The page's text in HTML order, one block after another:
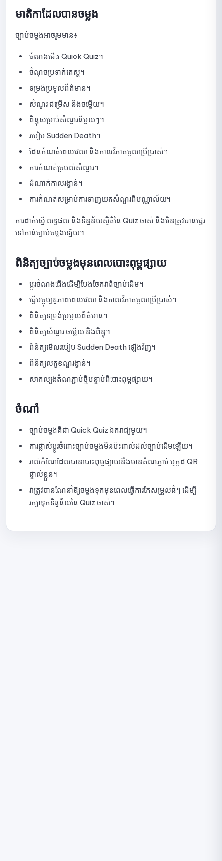
ការណែនាំអំពីការចម្លងកម្រងសំណួរ
មគ្គុទ្ទេសក៍សម្រាប់ការលុបការប្រឡង
ឃ្លាំងសំណួរ
របៀបបន្ថែមសំណួរទៅក្នុងបណ្ណាល័យ
ការណែនាំអំពីការកែសម្រួល ឬការលុបសំណួរនៅក្នុងបណ្ណាល័យ
មគ្គុទ្ទេសក៍សម្រាប់ការគ្រប់គ្រងប្រភេទ និងក្រុមសំណួរ
របៀបប្រើប្រាស់ Quick Quiz៖ មគ្គុទ្ទេសក៍ពេញលេញ
សេចក្តីណែនាំអំពីការបង្កើត និងការកំណត់ Quick Quiz នៅលើ
ការណែនាំអំពីការកំណត់ការបង្ហាញលទ្ធផល Quick Quiz
សេចក្តីណែនាំអំពីការកំណត់ការច្របល់សំណួរនៅក្នុង Quick Quiz
ការណែនាំអំពីការកំណត់រង្វាន់សម្រាប់ Quick Quiz
សេចក្តីណែនាំអំពីការបង្កើតសំណួរដោយដៃសម្រាប់ Quick Quiz
មគ្គុទ្ទេសក៍សម្រាប់ការបង្កើតសំណួរ Quick Quiz ជាមួយ AI
ការណែនាំអំពីការនាំចូលសំណួរទៅក្នុង Quick Quiz ដោយប្រើឯកសារ
សេចក្តីណែនាំអំពីការជ្រើសរើសសំណួរពីបណ្ណាល័យសម្រាប់ Quick Quiz
សេចក្ដីណែនាំអំពីការជ្រើសរើសសំណួរដោយចៃដន្យពីបណ្ណាល័យសម្រាប់
ប្រភេទសំណួរដែលគាំទ្រដោយ Quick Quiz
សេចក្តីណែនាំអំពីការចម្លង Quick Quiz
របៀបលុប Quick Quiz
របៀបគ្រប់គ្រងថ្នាក់រៀន និងក្រុមសិស្សក្នុង NineQuiz
បង្កើត កែសម្រួល និងលុបថ្នាក់រៀន
មាតិកាដែលបានចម្លង
ច្បាប់ចម្លងអាចរួមមាន៖
ចំណងជើង Quick Quiz។
ចំណុចប្រទាក់តេស្ត។
ទម្រង់ប្រមូលព័ត៌មាន។
សំណួរ ជម្រើស និងចម្លើយ។
ពិន្ទុសម្រាប់សំណួរនីមួយៗ។
របៀប Sudden Death។
ដែនកំណត់ពេលវេលា និងកាលវិភាគចូលប្រើប្រាស់។
ការកំណត់ច្របល់សំណួរ។
ដំណាក់កាលរង្វាន់។
ការកំណត់សម្រាប់ការទាញយកសំណួរពីបណ្ណាល័យ។
ការដាក់ស្នើ លទ្ធផល និងទិន្នន័យស្ថិតិនៃ Quiz ចាស់ នឹងមិនត្រូវបានផ្ទេរ
ទៅកាន់ច្បាប់ចម្លងឡើយ។
ពិនិត្យច្បាប់ចម្លងមុនពេលបោះពុម្ពផ្សាយ
ប្តូរចំណងជើងដើម្បីបែងចែកវាពីច្បាប់ដើម។
ធ្វើបច្ចុប្បន្នភាពពេលវេលា និងកាលវិភាគចូលប្រើប្រាស់។
ពិនិត្យទម្រង់ប្រមូលព័ត៌មាន។
ពិនិត្យសំណួរ ចម្លើយ និងពិន្ទុ។
ពិនិត្យមើលរបៀប Sudden Death ឡើងវិញ។
ពិនិត្យលក្ខខណ្ឌរង្វាន់។
សាកល្បងតំណភ្ជាប់ថ្មីបន្ទាប់ពីបោះពុម្ពផ្សាយ។
ចំណាំ
ច្បាប់ចម្លងគឺជា Quick Quiz ឯករាជ្យមួយ។
ការផ្លាស់ប្តូរចំពោះច្បាប់ចម្លងមិនប៉ះពាល់ដល់ច្បាប់ដើមឡើយ។
រាល់កំណែដែលបានបោះពុម្ពផ្សាយនឹងមានតំណភ្ជាប់ ឬកូដ QR
ផ្ទាល់ខ្លួន។
វាត្រូវបានណែនាំឱ្យចម្លងទុកមុនពេលធ្វើការកែសម្រួលធំៗ ដើម្បី
រក្សាទុកទិន្នន័យនៃ Quiz ចាស់។